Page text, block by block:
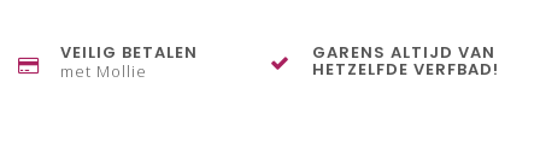
VEILIG BETALEN
met Mollie
GARENS ALTIJD VAN
HETZELFDE VERFBAD!